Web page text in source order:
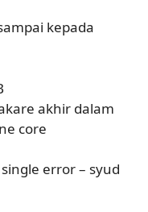
kepada
akhir dalam
core
error – syud